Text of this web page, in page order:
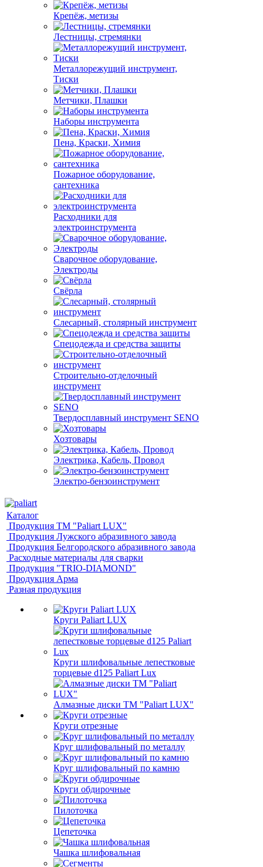
Крепёж, метизы
Лестницы, стремянки
Металлорежущий инструмент,
Тиски
Метчики, Плашки
Наборы инструмента
Пена, Краски, Химия
Пожарное оборудование,
сантехника
Расходники для
электроинструмента
Сварочное оборудование,
Электроды
Свёрла
Слесарный, столярный инструмент
Спецодежда и средства защиты
Строительно-отделочный
инструмент
Твердосплавный инструмент SENO
Хозтовары
Электрика, Кабель, Провод
Электро-бензоинструмент
Каталог
Продукция ТМ "Paliart LUX"
Продукция Лужского абразивного завода
Продукция Белгородского абразивного завода
Расходные материалы для сварки
Продукция "TRIO-DIAMOND"
Продукция Арма
Разная продукция
Круги Paliart LUX
Круги шлифовальные лепестковые
торцевые d125 Paliart Lux
Алмазные диски ТМ "Paliart LUX"
Круги отрезные
Круг шлифовальный по металлу
Круг шлифовальный по камню
Круги обдирочные
Пилоточка
Цепеточка
Чашка шлифовальная